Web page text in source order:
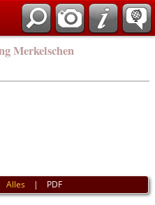
Merkelschen
Alles | PDF